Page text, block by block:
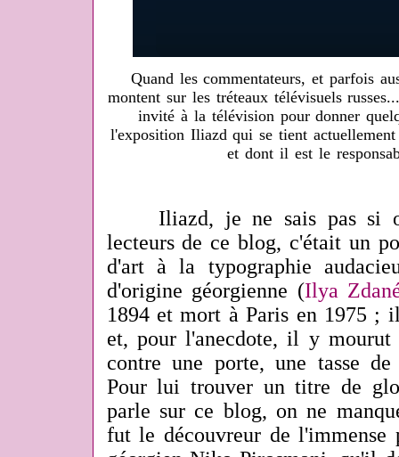
Quand les commentateurs, et parfois
montent sur les tréteaux télévisuels
invité à la télévision pour donner
l'exposition Iliazd qui se tient
et dont il est le
Iliazd, je ne sais pas si
lecteurs de ce blog, c'était un
d'art à la typographie
d'origine géorgienne (Ilya
1894 et mort à Paris en 1975 ;
et, pour l'anecdote, il y
contre une porte, une tasse
Pour lui trouver un titre de
parle sur ce blog, on ne
fut le découvreur de